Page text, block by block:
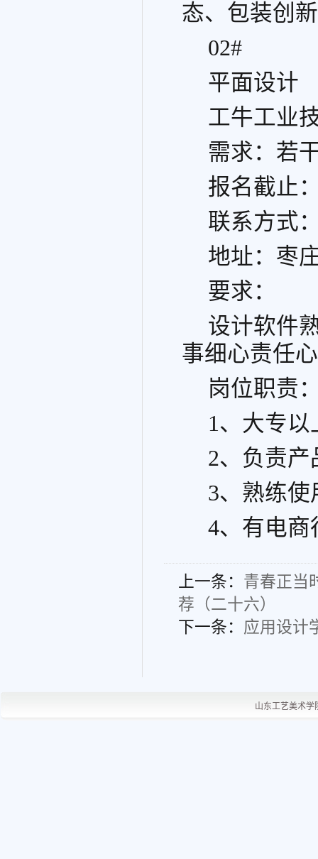
态、包装创
02#
平面设计
工牛工业
需求：若
报名截止
联系方式
地址：枣
要求：
设计软件
事细心责任
岗位职责
1、大专
2、负责产
3、熟练使
4、有电
上一条： 青春正当
荐（二十六）
下一条： 应用设计
山东工艺美术